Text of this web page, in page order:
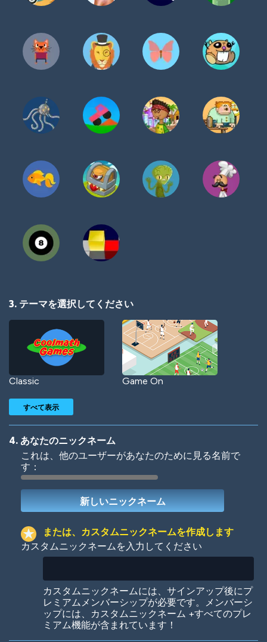
3. テーマを選択してください
Classic Game On
Woof
Colorful
すべて表示
4. あなたのニックネーム
これは、他のユーザーがあなたのために見る名前で
す：
または、カスタムニックネームを作成します
カスタムニックネームを入力してください
カスタムニックネームには、サインアップ後にプ
レミアムメンバーシップが必要です。メンバーシ
ップには、カスタムニックネーム +すべてのプレ
ミアム機能が含まれています！